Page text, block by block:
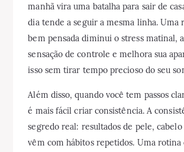
manhã vira uma batalha para sair de
dia tende a seguir a mesma linha. Uma
bem pensada diminui o stress matinal,
sensação de controle e melhora sua
isso sem tirar tempo precioso do seu
Além disso, quando você tem passos
é mais fácil criar consistência. A
segredo real: resultados de pele,
vêm com hábitos repetidos. Uma rotina